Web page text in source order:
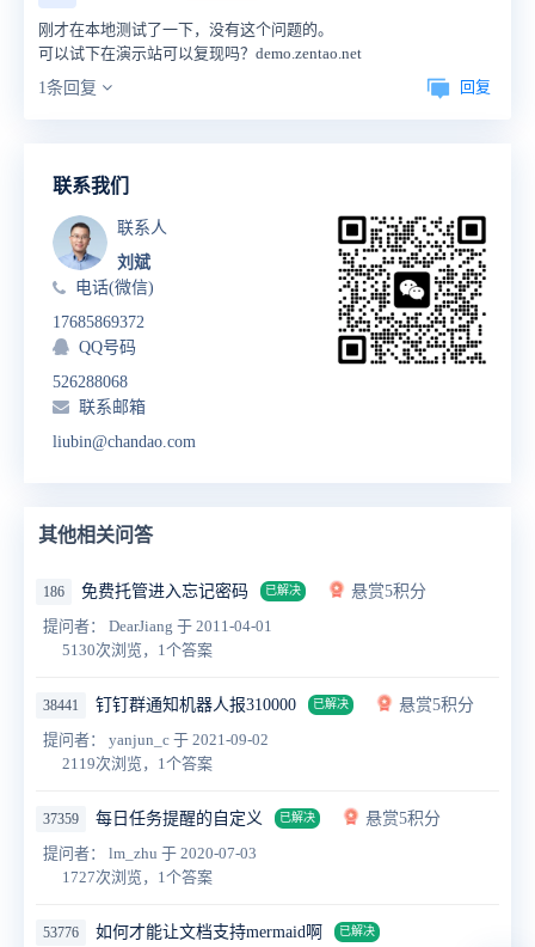
刚才在本地测试了一下，没有这个问题的。
可以试下在演示站可以复现吗？demo.zentao.net
1条回复
回复
联系我们
联系人
刘斌
电话(微信)
17685869372
QQ号码
526288068
联系邮箱
liubin@chandao.com
其他相关问答
186 免费托管进入忘记密码 已解决
悬赏5积分
提问者： DearJiang 于 2011-04-01
5130次浏览，1个答案
38441 钉钉群通知机器人报310000 已解决
悬赏5积分
提问者： yanjun_c 于 2021-09-02
2119次浏览，1个答案
37359 每日任务提醒的自定义 已解决
悬赏5积分
提问者： lm_zhu 于 2020-07-03
1727次浏览，1个答案
53776 如何才能让文档支持mermaid啊 已解决